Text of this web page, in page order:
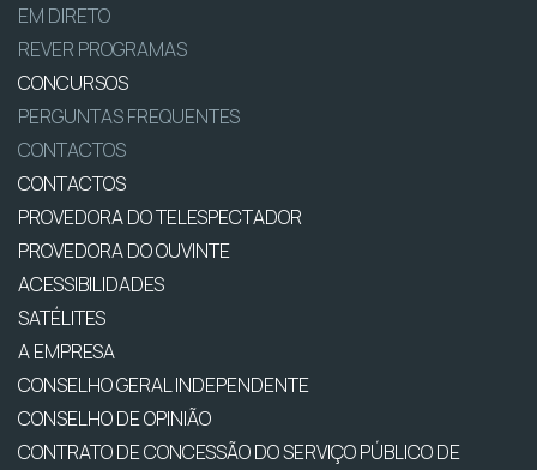
EM DIRETO
REVER PROGRAMAS
CONCURSOS
PERGUNTAS FREQUENTES
CONTACTOS
CONTACTOS
PROVEDORA DO TELESPECTADOR
PROVEDORA DO OUVINTE
ACESSIBILIDADES
SATÉLITES
A EMPRESA
CONSELHO GERAL INDEPENDENTE
CONSELHO DE OPINIÃO
CONTRATO DE CONCESSÃO DO SERVIÇO PÚBLICO DE